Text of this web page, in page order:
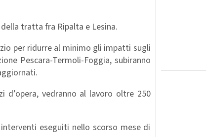
tratta fra Ripalta e Lesina.
per ridurre al minimo gli impatti sugli
Pescara-Termoli-Foggia, subiranno
vedranno al lavoro oltre 250
eseguiti nello scorso mese di